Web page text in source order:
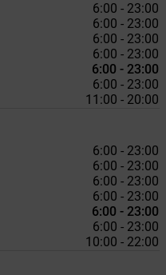
6:00 - 23:00
6:00 - 23:00
6:00 - 23:00
6:00 - 23:00
6:00 - 23:00
6:00 - 23:00
11:00 - 20:00
6:00 - 23:00
6:00 - 23:00
6:00 - 23:00
6:00 - 23:00
6:00 - 23:00
6:00 - 23:00
10:00 - 22:00